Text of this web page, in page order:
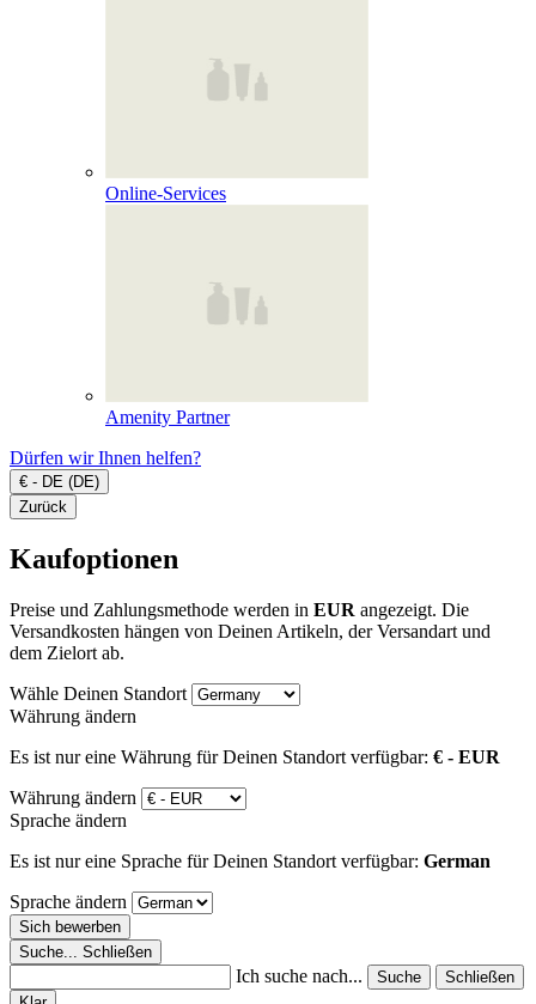
Online‑Services
Amenity Partner
Dürfen wir Ihnen helfen?
€ - DE (DE)
Zurück
Kaufoptionen
Preise und Zahlungsmethode werden in EUR angezeigt. Die
Versandkosten hängen von Deinen Artikeln, der Versandart und
dem Zielort ab.
Wähle Deinen Standort
Währung ändern
Es ist nur eine Währung für Deinen Standort verfügbar: € - EUR
Währung ändern
Sprache ändern
Es ist nur eine Sprache für Deinen Standort verfügbar: German
Sprache ändern
Sich bewerben
Suche...
Schließen
Ich suche nach... Suche
Schließen